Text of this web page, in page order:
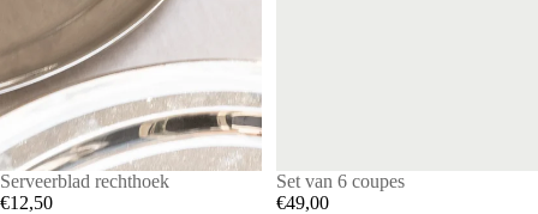
SOLD OUT
Serveerblad rechthoek
€12,50
Set van 6 coupes
€49,00